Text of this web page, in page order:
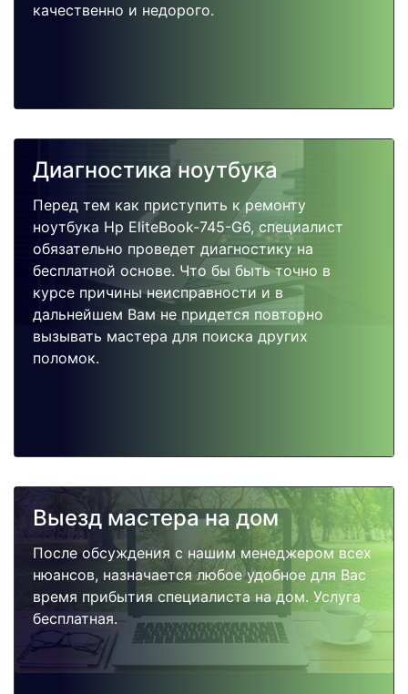
качественно и недорого.
Диагностика ноутбука
Перед тем как приступить к ремонту
ноутбука Hp EliteBook-745-G6, специалист
обязательно проведет диагностику на
бесплатной основе. Что бы быть точно в
курсе причины неисправности и в
дальнейшем Вам не придется повторно
вызывать мастера для поиска других
поломок.
Выезд мастера на дом
После обсуждения с нашим менеджером всех
нюансов, назначается любое удобное для Вас
время прибытия специалиста на дом. Услуга
бесплатная.